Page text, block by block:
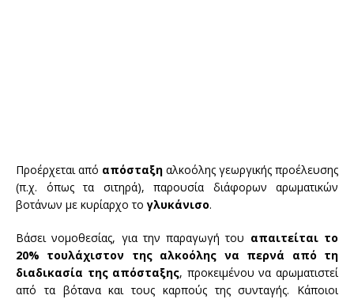
Προέρχεται από απόσταξη αλκοόλης γεωργικής προέλευσης
(π.χ. όπως τα σιτηρά), παρουσία διάφορων αρωματικών
βοτάνων με κυρίαρχο το γλυκάνισο.
Βάσει νομοθεσίας, για την παραγωγή του απαιτείται το
20% τουλάχιστον της αλκοόλης να περνά από τη
διαδικασία της απόσταξης, προκειμένου να αρωματιστεί
από τα βότανα και τους καρπούς της συνταγής. Κάποιοι